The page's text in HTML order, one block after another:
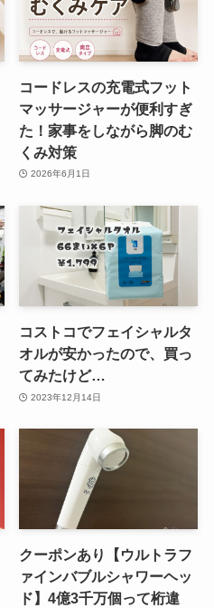
コードレスの充電式フット
マッサージャーが便利すぎ
た！家事をしながら脚のむ
くみ対策
2026年6月1日
コストコでフェイシャルタ
オルが安かったので、買っ
てみたけど…
2023年12月14日
クーポンあり【ウルトラフ
ァインバブルシャワーヘッ
ド】4億3千万個って桁違